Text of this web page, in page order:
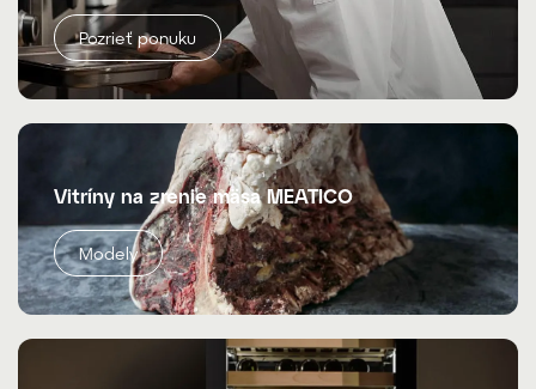
Pozrieť ponuku
Vitríny na zrenie mäsa MEATICO
Modely